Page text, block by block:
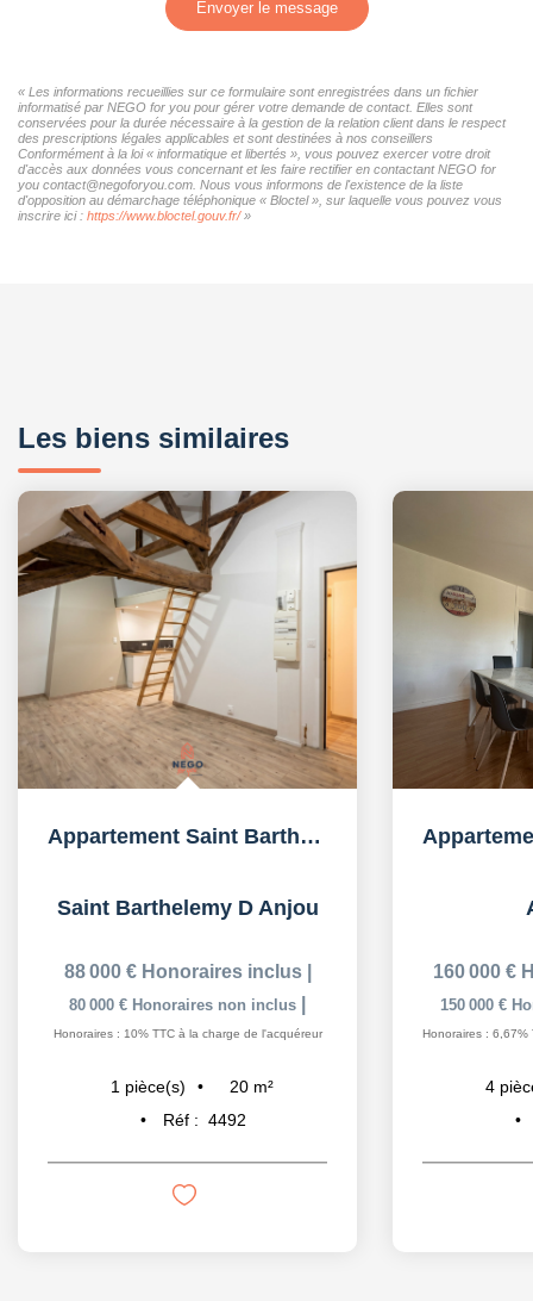
Envoyer le message
« Les informations recueillies sur ce formulaire sont enregistrées dans un fichier
informatisé par NEGO for you pour gérer votre demande de contact. Elles sont
conservées pour la durée nécessaire à la gestion de la relation client dans le respect
des prescriptions légales applicables et sont destinées à nos conseillers
Conformément à la loi « informatique et libertés », vous pouvez exercer votre droit
d'accès aux données vous concernant et les faire rectifier en contactant NEGO for
you contact@negoforyou.com. Nous vous informons de l'existence de la liste
d'opposition au démarchage téléphonique « Bloctel », sur laquelle vous pouvez vous
inscrire ici : https://www.bloctel.gouv.fr/»
Les biens similaires
Appartement Saint Barthelemy D Anjou studio + parking
Saint Barthelemy D Anjou
88 000 € Honoraires inclus
80 000 € Honoraires non inclus
Honoraires : 10% TTC à la charge de l'acquéreur
1 pièce(s) 20 m²
Réf : 4492
160 000 €
150 000 €
Honoraires : 6,67%
4